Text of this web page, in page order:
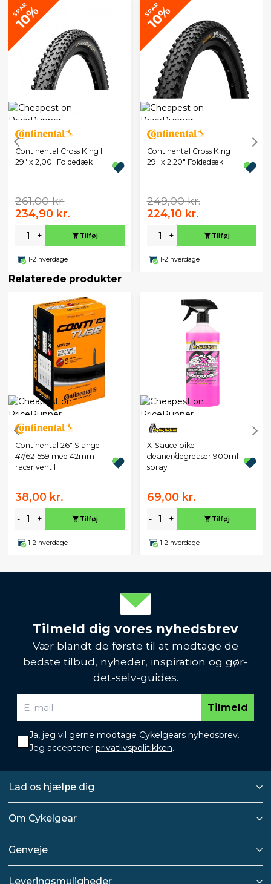
SPAR
10%
Continental Cross King II
29" x 2,00" Foldedæk
261,00 kr.
234,90 kr.
- + Tilføj
1-2 hverdage
SPAR
10%
Continental Cross King II
29" x 2,20" Foldedæk
249,00 kr.
224,10 kr.
- + Tilføj
1-2 hverdage
Relaterede produkter
Continental 26" Slange
47/62-559 med 42mm
racer ventil
38,00 kr.
- + Tilføj
1-2 hverdage
X-Sauce bike
cleaner/degreaser 900ml
spray
69,00 kr.
- + Tilføj
1-2 hverdage
Tilmeld dig vores nyhedsbrev
Vær blandt de første til at modtage de
bedste tilbud, nyheder, inspiration og gør-
det-selv-guides.
Tilmeld
Ja, jeg vil gerne modtage Cykelgears nyhedsbrev.
Jeg accepterer privatlivspolitikken.
Lad os hjælpe dig
Om Cykelgear
Genveje
Leveringsmuligheder